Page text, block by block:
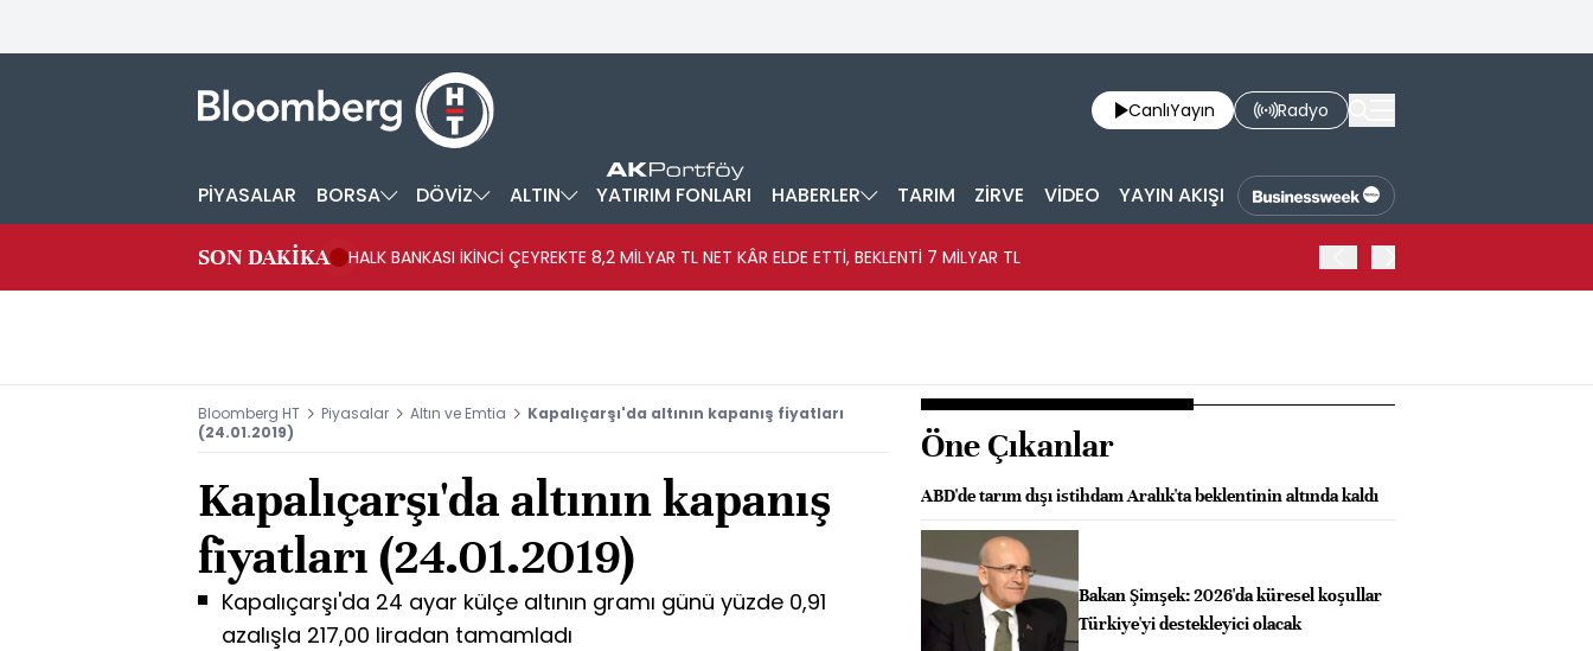
CanlıYayın Radyo
PİYASALAR BORSA DÖVİZ ALTIN YATIRIM FONLARI HABERLER TARIM ZİRVE VİDEO YAYIN AKIŞI
SON DAKİKA HALK BANKASI İKİNCİ ÇEYREKTE 8,2 MİLYAR TL NET KÂR ELDE ETTİ, BEKLENTİ 7 MİLYAR TL
Bloomberg HT Piyasalar Altın ve Emtia
Kapalıçarşı'da altının kapanış fiyatları
(24.01.2019)
Kapalıçarşı'da altının kapanış
fiyatları (24.01.2019)
Kapalıçarşı'da 24 ayar külçe altının gramı günü yüzde 0,91
azalışla 217,00 liradan tamamladı
Öne Çıkanlar
ABD'de tarım dışı istihdam Aralık'ta beklentinin altında kaldı
Bakan Şimşek: 2026'da küresel koşullar
Türkiye'yi destekleyici olacak